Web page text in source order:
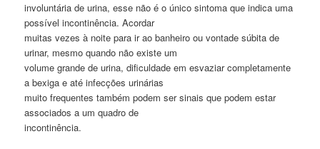
involuntária de urina, esse não é o único sintoma que indica uma
possível incontinência. Acordar
muitas vezes à noite para ir ao banheiro ou vontade súbita de
urinar, mesmo quando não existe um
volume grande de urina, dificuldade em esvaziar completamente
a bexiga e até infecções urinárias
muito frequentes também podem ser sinais que podem estar
associados a um quadro de
incontinência.